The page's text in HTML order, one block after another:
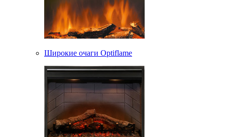
Широкие очаги Optiflame